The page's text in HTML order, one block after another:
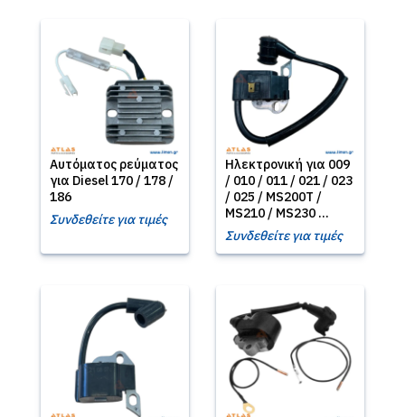
Αυτόματος ρεύματος
για Diesel 170 / 178 /
186
Συνδεθείτε για τιμές
Ηλεκτρονική για 009
/ 010 / 011 / 021 / 023
/ 025 / MS200T /
MS210 / MS230 ...
Συνδεθείτε για τιμές